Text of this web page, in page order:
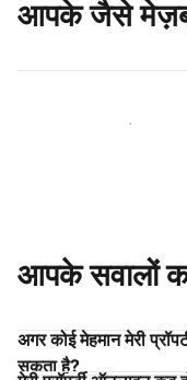
आपके जैसे
अपने जैसे मेज़बानों के
आपके सवालों
अगर कोई मेहमान मेरी
सकता है?